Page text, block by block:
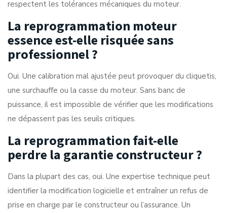
respectent les tolérances mécaniques du moteur.
La reprogrammation moteur
essence est-elle risquée sans
professionnel ?
Oui. Une calibration mal ajustée peut provoquer du cliquetis,
une surchauffe ou la casse du moteur. Sans banc de
puissance, il est impossible de vérifier que les modifications
ne dépassent pas les seuils critiques.
La reprogrammation fait-elle
perdre la garantie constructeur ?
Dans la plupart des cas, oui. Une expertise technique peut
identifier la modification logicielle et entraîner un refus de
prise en charge par le constructeur ou l’assurance. Un